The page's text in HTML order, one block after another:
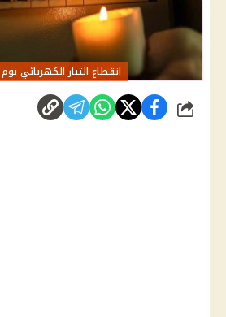
انقطاع التيار الكهربائي يوم الجمعة 20
شارك